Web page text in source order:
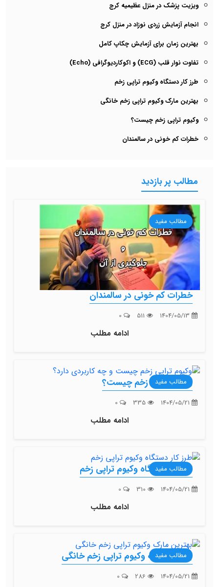
ویزیت پزشک در منزل عظیمیه کرج
انجام آزمایش زردی نوزاد در منزل کرج
بهترین زمان برای آزمایش چکاپ کامل
تفاوت نوار قلب (ECG) و اکوکاردیوگرافی (Echo)
طرز کار دستگاه وکیوم تراپی زخم
بهترین مارک وکیوم تراپی زخم خانگی
وکیوم تراپی زخم چیست؟
خطرات کم خونی در سالمندان
مطالب پر بازدید
مطالب مفید
خطرات کم خونی در سالمندان
ادامه مطلب
مطالب مفید
وکیوم تراپی زخم چیست؟
ادامه مطلب
مطالب مفید
طرز کار دستگاه وکیوم تراپی زخم
ادامه مطلب
مطالب مفید
بهترین مارک وکیوم تراپی زخم خانگی